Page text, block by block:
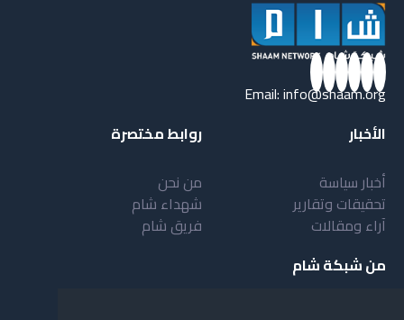
Email:info@shaam.org
الأخبار
أخبار سياسة
تحقيقات وتقارير
آراء ومقالات
روابط مختصرة
من نحن
شهداء شام
فريق شام
من شبكة شام